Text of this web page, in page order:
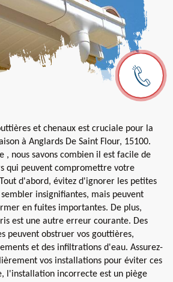
et chenaux est cruciale pour la
à Anglards De Saint Flour, 15100.
, nous savons combien il est facile de
qui peuvent compromettre votre
d'abord, évitez d'ignorer les petites
insignifiantes, mais peuvent
en fuites importantes. De plus,
est une autre erreur courante. Des
peuvent obstruer vos gouttières,
et des infiltrations d'eau. Assurez-
vos installations pour éviter ces
l'installation incorrecte est un piège